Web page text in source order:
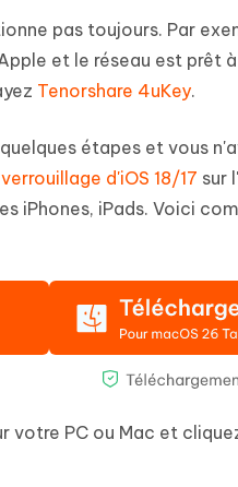
pas toujours. Par
et le réseau est prêt
Tenorshare 4uKey.
étapes et vous
d'iOS 18/17 sur
iPhones, iPads. Voici
votre PC ou Mac et